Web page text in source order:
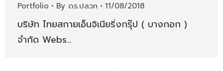
Portfolio By ดร.ปลวก 11/08/2018
บริษัท ไทยสกายเอ็นจิเนียริ่งกรุ๊ป ( บางกอก )
จำกัด Webs…